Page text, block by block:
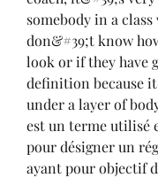
somebody in a class
don&#39;t know
look or if they have
definition because
under a layer of
est un terme utilisé
pour désigner un
ayant pour objectif